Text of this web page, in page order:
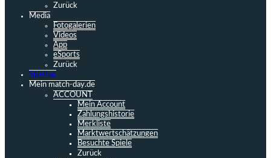
Zurück
Media
Fotogalerien
Videos
App
eSports
Zurück
Spieltag
Mein match-day.de
ACCOUNT
Mein Account
Zahlungshistorie
Merkliste
Marktwertschätzungen
Besuchte Spiele
Zurück